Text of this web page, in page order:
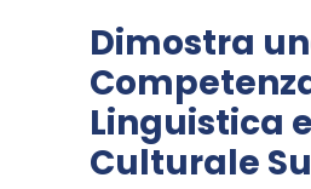
Dimostra
Linguistica e
Culturale